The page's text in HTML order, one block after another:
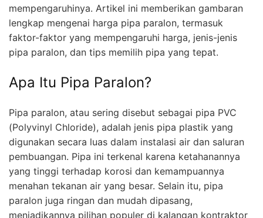
mempengaruhinya. Artikel ini memberikan gambaran
lengkap mengenai harga pipa paralon, termasuk
faktor-faktor yang mempengaruhi harga, jenis-jenis
pipa paralon, dan tips memilih pipa yang tepat.
Apa Itu Pipa Paralon?
Pipa paralon, atau sering disebut sebagai pipa PVC
(Polyvinyl Chloride), adalah jenis pipa plastik yang
digunakan secara luas dalam instalasi air dan saluran
pembuangan. Pipa ini terkenal karena ketahanannya
yang tinggi terhadap korosi dan kemampuannya
menahan tekanan air yang besar. Selain itu, pipa
paralon juga ringan dan mudah dipasang,
menjadikannya pilihan populer di kalangan kontraktor